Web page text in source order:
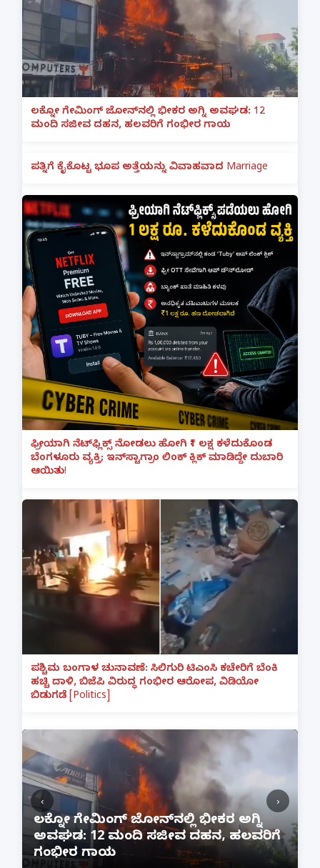
ಲಕ್ನೋ ಗೇಮಿಂಗ್ ಜೋನ್‌ನಲ್ಲಿ ಭೀಕರ ಅಗ್ನಿ ಅವಘಡ: 12
ಮಂದಿ ಸಜೀವ ದಹನ, ಹಲವರಿಗೆ ಗಂಭೀರ ಗಾಯ
ಪತ್ನಿಗೆ ಕೈಕೊಟ್ಟ ಭೂಪ ಅತ್ತೆಯನ್ನು ವಿವಾಹವಾದ Marriage
ಫ್ರೀಯಾಗಿ ನೆಟ್‌ಫ್ಲಿಕ್ಸ್ ನೋಡಲು ಹೋಗಿ ₹1 ಲಕ್ಷ ಕಳೆದುಕೊಂಡ
ಬೆಂಗಳೂರು ವ್ಯಕ್ತಿ; ಇನ್‌ಸ್ಟಾಗ್ರಾಂ ಲಿಂಕ್ ಕ್ಲಿಕ್ ಮಾಡಿದ್ದೇ ದುಬಾರಿ
ಆಯಿತು!
ಪಶ್ಚಿಮ ಬಂಗಾಳ ಚುನಾವಣೆ: ಸಿಲಿಗುರಿ ಟಿಎಂಸಿ ಕಚೇರಿಗೆ ಬೆಂಕಿ
ಹಚ್ಚಿ ದಾಳಿ, ಬಿಜೆಪಿ ವಿರುದ್ಧ ಗಂಭೀರ ಆರೋಪ, ವಿಡಿಯೋ
ಬಿಡುಗಡೆ [Politics]
ಲಕ್ನೋ ಗೇಮಿಂಗ್ ಜೋನ್‌ನಲ್ಲಿ ಭೀಕರ ಅಗ್ನಿ
ಅವಘಡ: 12 ಮಂದಿ ಸಜೀವ ದಹನ, ಹಲವರಿಗೆ
ಗಂಭೀರ ಗಾಯ
‹ ›